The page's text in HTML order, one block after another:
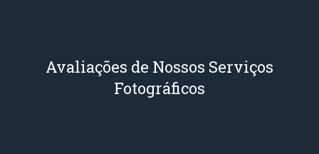
Avaliações de Nossos Serviços
Fotográficos